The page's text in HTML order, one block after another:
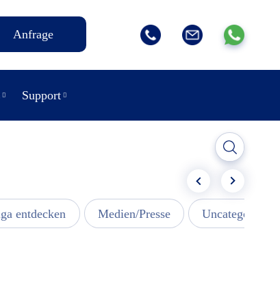
Anfrage
Support
entdecken Medien/Presse Uncategorized